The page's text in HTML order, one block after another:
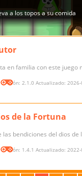
en familia con este juego
Versión: 2.1.0 Actualizado: 2026-
de la Fortuna
las bendiciones del dios de
Versión: 1.4.1 Actualizado: 2022-